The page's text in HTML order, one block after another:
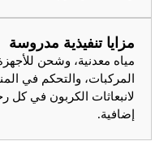
مزايا تنفيذية مدروسة
المركبات، والتحكم في
لانبعاثات الكربون في كل
إضافية.